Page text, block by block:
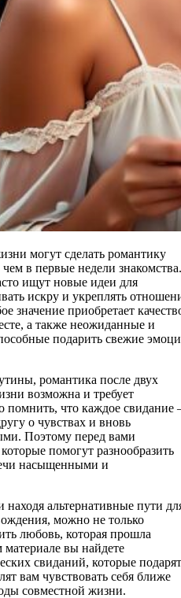
в первые недели знакомства.
ищут новые идеи для
искру и укреплять
значение приобретает
а также неожиданные и
подарить свежие
романтика после двух
возможна и требует
помнить, что каждое
о чувствах и вновь
Поэтому перед вами
помогут разнообразить
насыщенными и
альтернативные пути
можно не только
любовь, которая прошла
вы найдете
свиданий, которые подарят
вам чувствовать себя ближе
совместной жизни.